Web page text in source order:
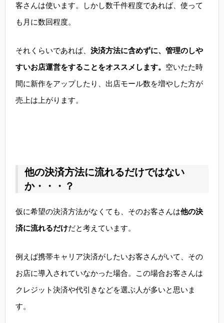
客さんは使います。しかし数千件程度であれば、使って
も月に数回程度。
それくらいであれば、 決済方法に含めずに、管理のしや
すいお店運営をすることをオススメします。 空いたた時
間に新作をアップしたり、出店モール数を増やした方が
売上は上がります。
他の決済方法に流れるだけではない
か・・・？
仮に希望の決済方法がなくても、そのお客さんは他の決
済に流れるだけだと考えています。
例えば携帯キャリア決済がしたいお客さんがいて、その
お店に導入されていなかった場合。この場合お客さんは
クレジット決済や代引きなどを選ぶ人が多いと思いま
す。